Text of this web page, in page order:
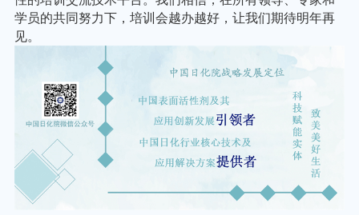
学员的共同努力下，培训会越办越好，让我们期待明年再
见。